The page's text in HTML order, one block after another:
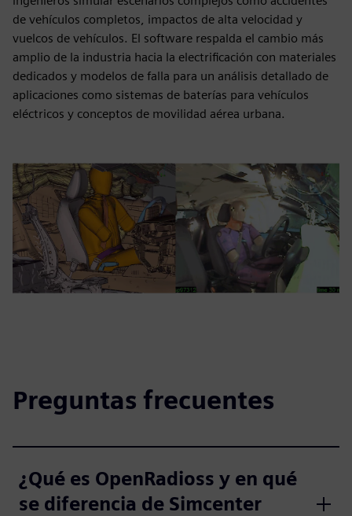
de vehículos completos, impactos de alta velocidad y
vuelcos de vehículos. El software respalda el cambio más
amplio de la industria hacia la electrificación con materiales
dedicados y modelos de falla para un análisis detallado de
aplicaciones como sistemas de baterías para vehículos
eléctricos y conceptos de movilidad aérea urbana.
Preguntas frecuentes
¿Qué es OpenRadioss y en qué
se diferencia de Simcenter